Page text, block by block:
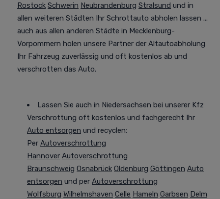
Rostock Schwerin Neubrandenburg Stralsund und in
allen weiteren Städten Ihr Schrottauto abholen lassen ...
auch aus allen anderen Städte in Mecklenburg-
Vorpommern holen unsere Partner der Altautoabholung
Ihr Fahrzeug zuverlässig und oft kostenlos ab und
verschrotten das Auto.
Lassen Sie auch in Niedersachsen bei unserer Kfz
Verschrottung oft kostenlos und fachgerecht Ihr
Auto entsorgen und recyclen:
Per Autoverschrottung
Hannover Autoverschrottung
Braunschweig Osnabrück Oldenburg Göttingen Auto
entsorgen und per Autoverschrottung
Wolfsburg Wilhelmshaven Celle Hameln Garbsen Delm